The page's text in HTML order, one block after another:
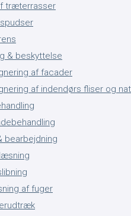
træterrasser
& beskyttelse
af facader
af indendørs fliser og
bearbejdning
af fuger